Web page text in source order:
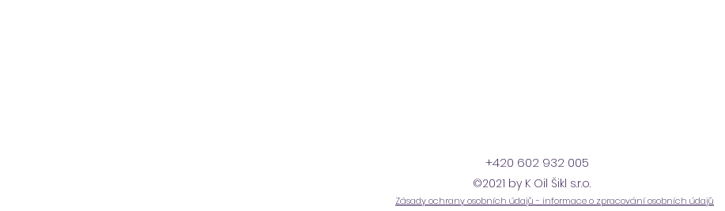
+420 602 932 005
©2021 by K Oil Šikl s.r.o.
Zásady ochrany osobních údajů - informace o zpracování osobních údajů